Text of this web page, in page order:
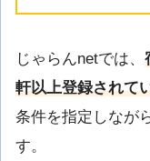
じゃらんnetでは、
軒以上登録されて
条件を指定しなが
す。